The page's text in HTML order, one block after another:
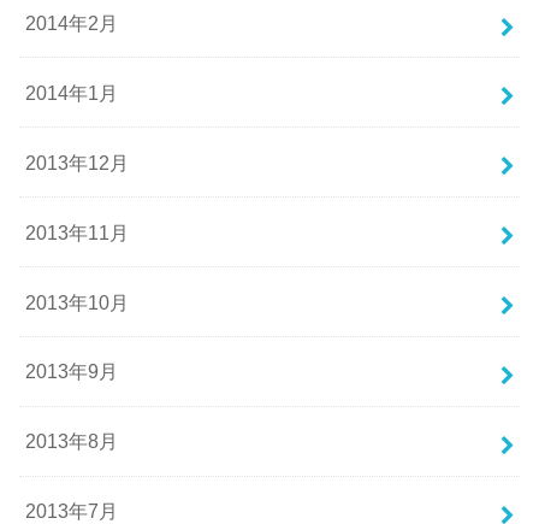
2014年2月
2014年1月
2013年12月
2013年11月
2013年10月
2013年9月
2013年8月
2013年7月